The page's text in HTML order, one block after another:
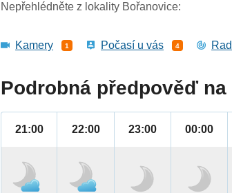
Nepřehlédněte z lokality Bořanovice:
Kamery 1 Počasí u vás 4
Podrobná předpověď na
21:00 22:00 23:00 00:00